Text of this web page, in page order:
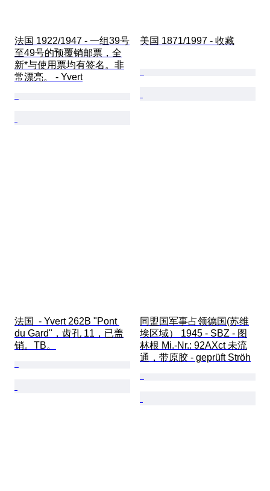
法国 1922/1947 - 一组39号
至49号的预覆销邮票，全
新*与使用票均有签名。非
常漂亮。 - Yvert
美国 1871/1997 - 收藏
法国  - Yvert 262B "Pont
du Gard"，齿孔 11，已盖
销。TB。
同盟国军事占领德国(苏维
埃区域） 1945 - SBZ - 图
林根 Mi.-Nr.: 92AXct 未流
通，带原胶 - geprüft Ströh